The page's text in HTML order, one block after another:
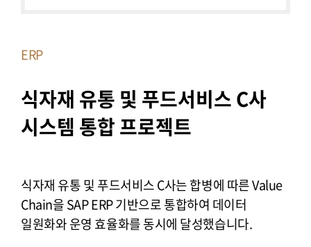
ERP
식자재 유통 및 푸드서비스 C사
시스템 통합 프로젝트
식자재 유통 및 푸드서비스 C사는 합병에 따른 Value
Chain을 SAP ERP 기반으로 통합하여 데이터
일원화와 운영 효율화를 동시에 달성했습니다.